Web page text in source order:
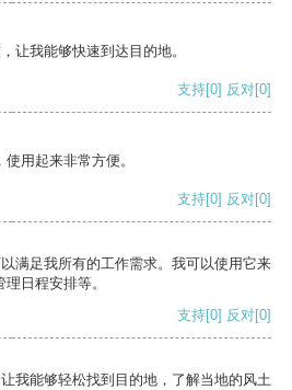
让我能够快速到达目的地。
支持[0] 反对[0]
用起来非常方便。
支持[0] 反对[0]
满足我所有的工作需求。我可以使用它来
日程安排等。
支持[0] 反对[0]
我能够轻松找到目的地，了解当地的风土